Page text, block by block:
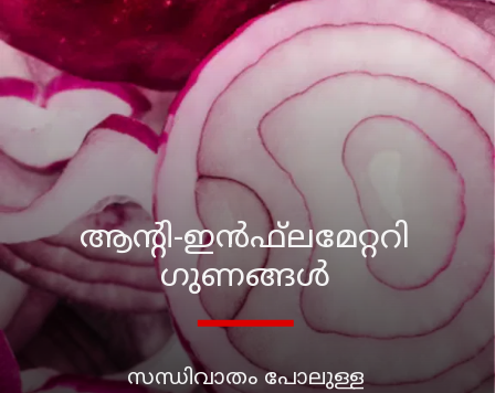
സന്ധിവാതം പോലുള്ള
ആന്റി-ഇന്‍ഫ്‌ലമേറ്ററി
ഗുണങ്ങള്‍